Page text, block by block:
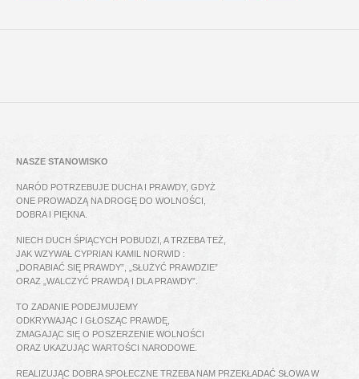
NASZE STANOWISKO
NARÓD POTRZEBUJE DUCHA I PRAWDY, GDYŻ
ONE PROWADZĄ NA DROGĘ DO WOLNOŚCI,
DOBRA I PIĘKNA.
NIECH DUCH ŚPIĄCYCH POBUDZI, A TRZEBA TEŻ,
JAK WZYWAŁ CYPRIAN KAMIL NORWID :
„DORABIAĆ SIĘ PRAWDY”, „SŁUŻYĆ PRAWDZIE”
ORAZ „WALCZYĆ PRAWDĄ I DLA PRAWDY”.
TO ZADANIE PODEJMUJEMY
ODKRYWAJĄC I GŁOSZĄC PRAWDĘ,
ZMAGAJĄC SIĘ O POSZERZENIE WOLNOŚCI
ORAZ UKAZUJĄC WARTOŚCI NARODOWE.
REALIZUJĄC DOBRA SPOŁECZNE TRZEBA NAM PRZEKŁADAĆ SŁOWA W